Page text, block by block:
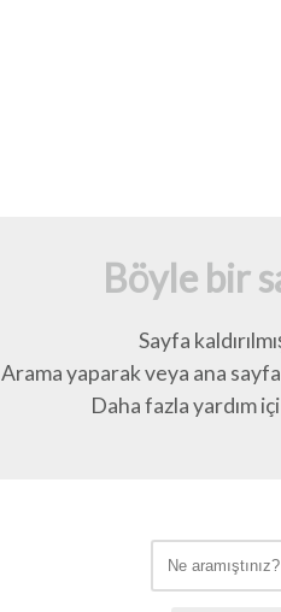
Böyle bir
Sayfa
Arama yaparak veya ana
Daha fazla yardım